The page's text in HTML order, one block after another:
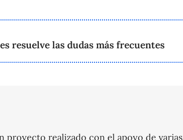
resuelve las dudas más frecuentes
proyecto realizado con el apoyo de varias